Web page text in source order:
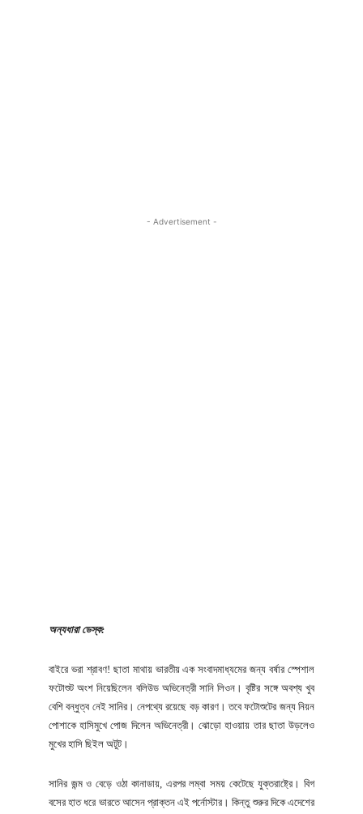
- Advertisement -
অন্যধারা ডেস্ক:
বাইরে ভরা শ্রাবণ! ছাতা মাথায় ভারতীয় এক সংবাদমাধ্যমের জন্য বর্ষার স্পেশাল
ফটোশুট অংশ নিয়েছিলেন বলিউড অভিনেত্রী সানি লিওন। বৃষ্টির সঙ্গে অবশ্য খুব
বেশি বন্ধুত্ব নেই সানির। নেপথ্যে রয়েছে বড় কারণ। তবে ফটোশুটের জন্য নিয়ন
পোশাকে হাসিমুখে পোজ দিলেন অভিনেত্রী। ঝোড়ো হাওয়ায় তার ছাতা উড়লেও
মুখের হাসি ছিইল অটুট।
সানির জন্ম ও বেড়ে ওঠা কানাডায়, এরপর লম্বা সময় কেটেছে যুক্তরাষ্ট্রে। বিগ
বসের হাত ধরে ভারতে আসেন প্রাক্তন এই পর্নোস্টার। কিন্তু শুরুর দিকে এদেশের